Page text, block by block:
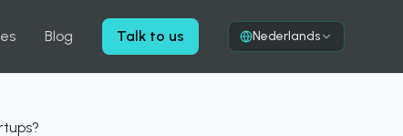
Blog Talk to us Nederlands